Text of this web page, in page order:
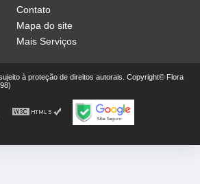
Contato
Mapa do site
Mais Serviços
à proteção de direitos autorais. Copyright© Flora